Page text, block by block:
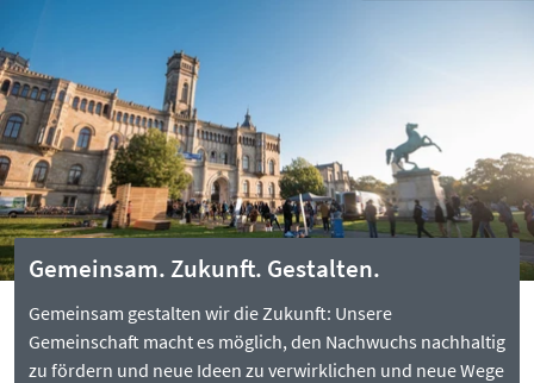
Gemeinsam. Zukunft. Gestalten.
Gemeinsam gestalten wir die Zukunft: Unsere
Gemeinschaft macht es möglich, den Nachwuchs nachhaltig
zu fördern und neue Ideen zu verwirklichen und neue Wege